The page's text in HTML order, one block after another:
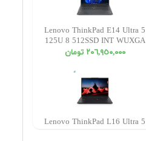
Lenovo ThinkPad E14 Ultra 5
125U 8 512SSD INT WUXGA
٢٠٦,٩٥٠,٠٠٠ تومان
Lenovo ThinkPad L16 Ultra 5